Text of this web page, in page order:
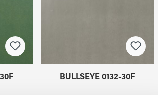
BULLSEYE 0132-30F